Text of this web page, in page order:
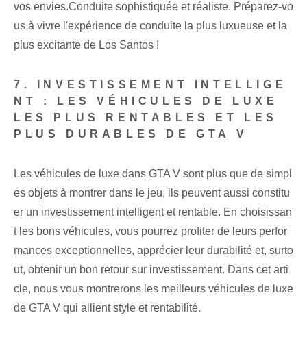
vos envies.Conduite sophistiquée et réaliste. Préparez-vo
us à vivre l'expérience de conduite la plus luxueuse et la
plus excitante de Los Santos !
7. INVESTISSEMENT INTELLIGE
NT : LES VÉHICULES DE LUXE
LES PLUS RENTABLES ET LES
PLUS DURABLES DE GTA V
Les véhicules de luxe dans GTA V sont plus que de simpl
es objets à montrer dans le jeu, ils peuvent aussi constitu
er un investissement intelligent et rentable. En choisissan
t les bons véhicules⁢, vous pourrez profiter de leurs perfor
mances exceptionnelles, apprécier leur⁢ durabilité et, surto
ut, obtenir un bon retour sur investissement. Dans cet arti
cle, nous vous montrerons les meilleurs véhicules de luxe
de GTA V qui allient style et rentabilité.